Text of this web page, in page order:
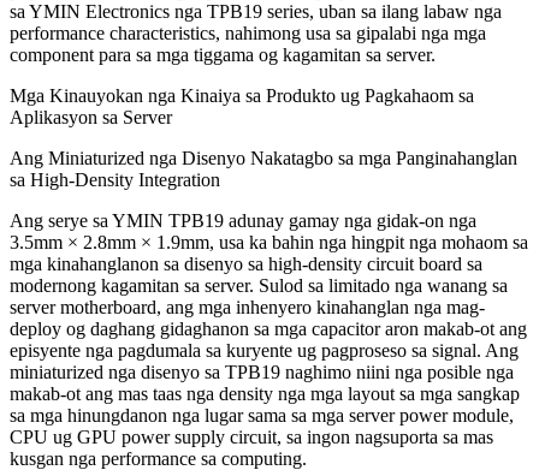
sa YMIN Electronics nga TPB19 series, uban sa ilang labaw nga
performance characteristics, nahimong usa sa gipalabi nga mga
component para sa mga tiggama og kagamitan sa server.
Mga Kinauyokan nga Kinaiya sa Produkto ug Pagkahaom sa
Aplikasyon sa Server
Ang Miniaturized nga Disenyo Nakatagbo sa mga Panginahanglan
sa High-Density Integration
Ang serye sa YMIN TPB19 adunay gamay nga gidak-on nga
3.5mm × 2.8mm × 1.9mm, usa ka bahin nga hingpit nga mohaom sa
mga kinahanglanon sa disenyo sa high-density circuit board sa
modernong kagamitan sa server. Sulod sa limitado nga wanang sa
server motherboard, ang mga inhenyero kinahanglan nga mag-
deploy og daghang gidaghanon sa mga capacitor aron makab-ot ang
episyente nga pagdumala sa kuryente ug pagproseso sa signal. Ang
miniaturized nga disenyo sa TPB19 naghimo niini nga posible nga
makab-ot ang mas taas nga density nga mga layout sa mga sangkap
sa mga hinungdanon nga lugar sama sa mga server power module,
CPU ug GPU power supply circuit, sa ingon nagsuporta sa mas
kusgan nga performance sa computing.